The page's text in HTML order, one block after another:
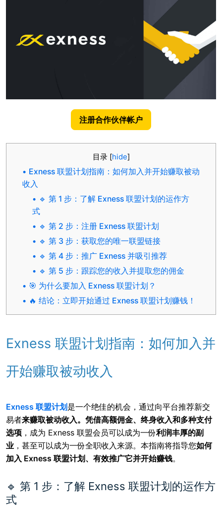
注册合作伙伴帐户
目录 [hide]
Exness 联盟计划指南：如何加入并开始赚取被动
收入
🔹 第 1 步：了解 Exness 联盟计划的运作方
式
🔹 第 2 步：注册 Exness 联盟计划
🔹 第 3 步：获取您的唯一联盟链接
🔹 第 4 步：推广 Exness 并吸引推荐
🔹 第 5 步：跟踪您的收入并提取您的佣金
🎯 为什么要加入 Exness 联盟计划？
🔥 结论：立即开始通过 Exness 联盟计划赚钱！
Exness 联盟计划指南：如何加入并
开始赚取被动收入
Exness 联盟计划 是一个绝佳的机会， 通过向平台推荐新交
易者来赚取被动收入。凭借高额佣金、终身收入和多种支付
选项 ，成为 Exness 联盟会员可以成为一份利润丰厚的副
业 ，甚至可以成为一份全职收入来源。本指南将指导您如何
加入 Exness 联盟计划、有效推广它并开始赚钱。
🔹 第 1 步：了解 Exness 联盟计划的运作方
式